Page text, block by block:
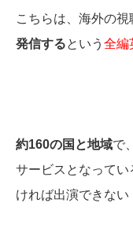
こちらは、海外の視
発信するという 全編
約160の国と地域で、
サービスとなって
ければ出演できない